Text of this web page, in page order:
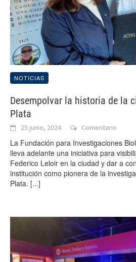
NOTICIAS
Desempolvar la historia de la
Plata
25 junio, 2024 Comentario
La Fundación para Investigaciones
lleva adelante una iniciativa para
Federico Leloir en la ciudad y dar a
institución como pionera de la
Plata. [...]